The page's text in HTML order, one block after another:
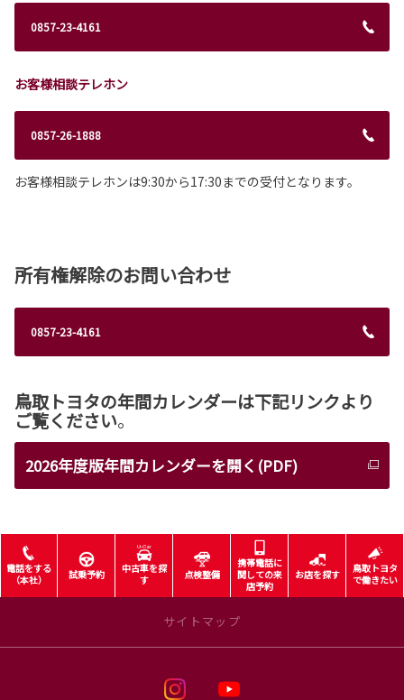
0857-23-4161
お客様相談テレホン
0857-26-1888
お客様相談テレホンは9:30から17:30までの受付となります。
所有権解除のお問い合わせ
0857-23-4161
鳥取トヨタの年間カレンダーは下記リンクより
ご覧ください。
2026年度版年間カレンダーを開く(PDF)
電話をする
（本社）
試乗予約
中古車を探
す
点検整備
携帯電話に
関しての来
店予約
お店を探す
鳥取トヨタ
で働きたい
サイトマップ